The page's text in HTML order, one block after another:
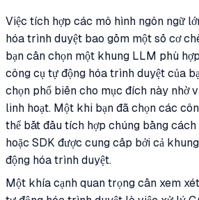
Việc tích hợp các mô hình ngôn ngữ
hóa trình duyệt bao gồm một số cơ
bạn cần chọn một khung LLM phù
công cụ tự động hóa trình duyệt của
chọn phổ biến cho mục đích này nhờ
linh hoạt. Một khi bạn đã chọn các
thể bắt đầu tích hợp chúng bằng cách
hoặc SDK được cung cấp bởi cả
động hóa trình duyệt.
Một khía cạnh quan trọng cần xem